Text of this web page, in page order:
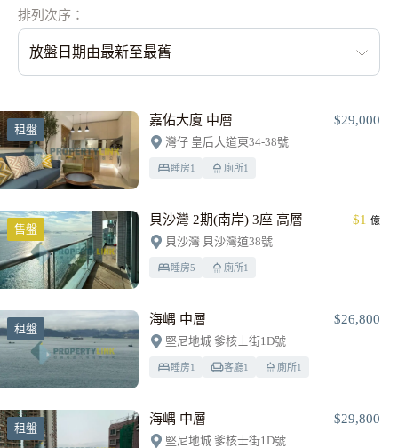
排列次序：
放盤日期由最新至最舊
租盤
嘉佑大廈 中層 $29,000
灣仔 皇后大道東34-38號
睡房1 廁所1
售盤
貝沙灣 2期(南岸) 3座 高層 $1 億
貝沙灣 貝沙灣道38號
睡房5 廁所1
租盤
海嵎 中層 $26,800
堅尼地城 爹核士街1D號
睡房1 客廳1 廁所1
租盤
海嵎 中層 $29,800
堅尼地城 爹核士街1D號